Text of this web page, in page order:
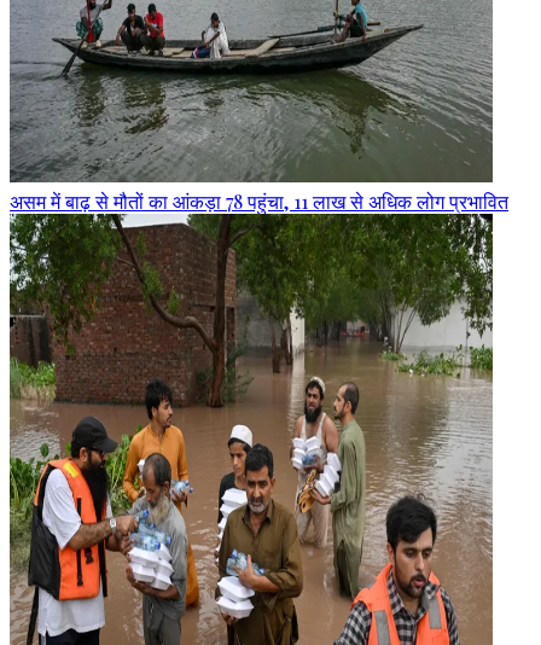
असम में बाढ़ से मौतों का आंकड़ा 78 पहुंचा, 11 लाख से अधिक लोग प्रभावित